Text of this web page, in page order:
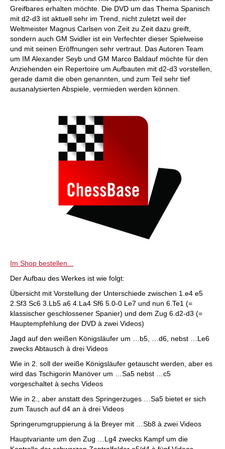
Greifbares erhalten möchte. Die DVD um das Thema Spanisch
mit d2-d3 ist aktuell sehr im Trend, nicht zuletzt weil der
Weltmeister Magnus Carlsen von Zeit zu Zeit dazu greift,
sondern auch GM Svidler ist ein Verfechter dieser Spielweise
und mit seinen Eröffnungen sehr vertraut. Das Autoren Team
um IM Alexander Seyb und GM Marco Baldauf möchte für den
Anziehenden ein Repertoire um Aufbauten mit d2-d3 vorstellen,
gerade damit die oben genannten, und zum Teil sehr tief
ausanalysierten Abspiele, vermieden werden können.
Im Shop bestellen...
Der Aufbau des Werkes ist wie folgt:
Übersicht mit Vorstellung der Unterschiede zwischen 1.e4 e5
2.Sf3 Sc6 3.Lb5 a6 4.La4 Sf6 5.0-0 Le7 und nun 6.Te1 (=
klassischer geschlossener Spanier) und dem Zug 6.d2-d3 (=
Hauptempfehlung der DVD à zwei Videos)
Jagd auf den weißen Königsläufer um …b5, …d6, nebst …Le6
zwecks Abtausch à drei Videos
Wie in 2. soll der weiße Königsläufer getauscht werden, aber es
wird das Tschigorin Manöver um …Sa5 nebst …c5
vorgeschaltet à sechs Videos
Wie in 2., aber anstatt des Springerzuges …Sa5 bietet er sich
zum Tausch auf d4 an à drei Videos
Springerumgruppierung á la Breyer mit …Sb8 à zwei Videos
Hauptvariante um den Zug …Lg4 zwecks Kampf um die